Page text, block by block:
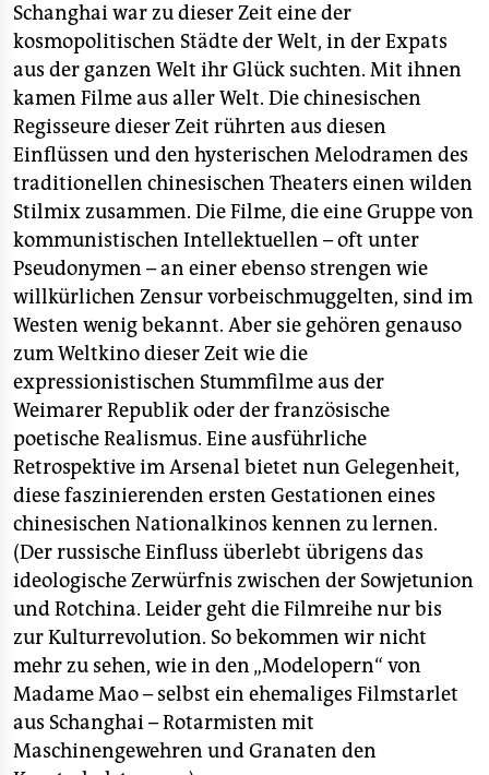
Schanghai war zu dieser Zeit eine der
kosmopolitischen Städte der Welt, in der Expats
aus der ganzen Welt ihr Glück suchten. Mit ihnen
kamen Filme aus aller Welt. Die chinesischen
Regisseure dieser Zeit rührten aus diesen
Einflüssen und den hysterischen Melodramen des
traditionellen chinesischen Theaters einen wilden
Stilmix zusammen. Die Filme, die eine Gruppe von
kommunistischen Intellektuellen – oft unter
Pseudonymen – an einer ebenso strengen wie
willkürlichen Zensur vorbeischmuggelten, sind im
Westen wenig bekannt. Aber sie gehören genauso
zum Weltkino dieser Zeit wie die
expressionistischen Stummfilme aus der
Weimarer Republik oder der französische
poetische Realismus. Eine ausführliche
Retrospektive im Arsenal bietet nun Gelegenheit,
diese faszinierenden ersten Gestationen eines
chinesischen Nationalkinos kennen zu lernen.
(Der russische Einfluss überlebt übrigens das
ideologische Zerwürfnis zwischen der Sowjetunion
und Rotchina. Leider geht die Filmreihe nur bis
zur Kulturrevolution. So bekommen wir nicht
mehr zu sehen, wie in den „Modelopern“ von
Madame Mao – selbst ein ehemaliges Filmstarlet
aus Schanghai – Rotarmisten mit
Maschinengewehren und Granaten den